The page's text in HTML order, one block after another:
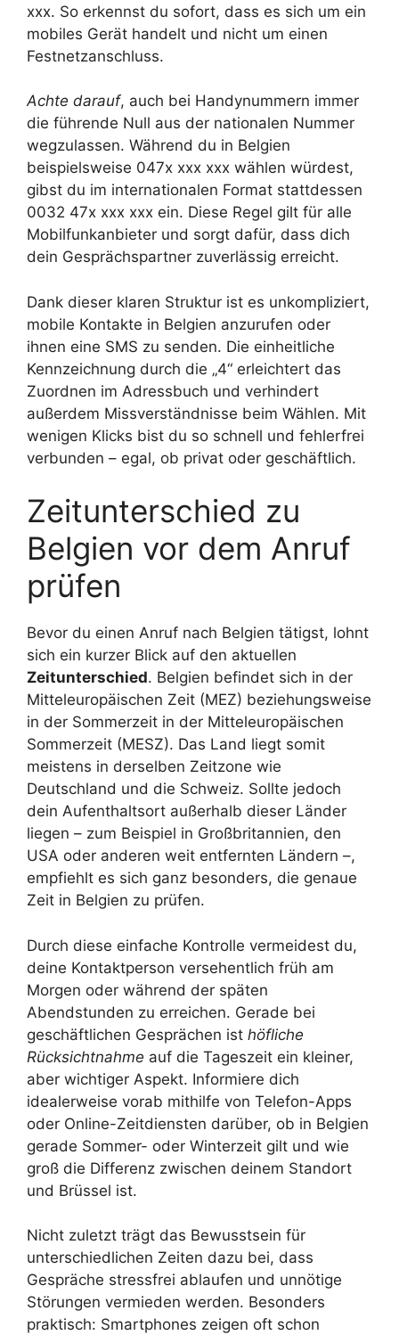
xxx. So erkennst du sofort, dass es sich um ein
mobiles Gerät handelt und nicht um einen
Festnetzanschluss.
Achte darauf, auch bei Handynummern immer
die führende Null aus der nationalen Nummer
wegzulassen. Während du in Belgien
beispielsweise 047x xxx xxx wählen würdest,
gibst du im internationalen Format stattdessen
0032 47x xxx xxx ein. Diese Regel gilt für alle
Mobilfunkanbieter und sorgt dafür, dass dich
dein Gesprächspartner zuverlässig erreicht.
Dank dieser klaren Struktur ist es unkompliziert,
mobile Kontakte in Belgien anzurufen oder
ihnen eine SMS zu senden. Die einheitliche
Kennzeichnung durch die „4“ erleichtert das
Zuordnen im Adressbuch und verhindert
außerdem Missverständnisse beim Wählen. Mit
wenigen Klicks bist du so schnell und fehlerfrei
verbunden – egal, ob privat oder geschäftlich.
Zeitunterschied zu
Belgien vor dem Anruf
prüfen
Bevor du einen Anruf nach Belgien tätigst, lohnt
sich ein kurzer Blick auf den aktuellen
Zeitunterschied. Belgien befindet sich in der
Mitteleuropäischen Zeit (MEZ) beziehungsweise
in der Sommerzeit in der Mitteleuropäischen
Sommerzeit (MESZ). Das Land liegt somit
meistens in derselben Zeitzone wie
Deutschland und die Schweiz. Sollte jedoch
dein Aufenthaltsort außerhalb dieser Länder
liegen – zum Beispiel in Großbritannien, den
USA oder anderen weit entfernten Ländern –,
empfiehlt es sich ganz besonders, die genaue
Zeit in Belgien zu prüfen.
Durch diese einfache Kontrolle vermeidest du,
deine Kontaktperson versehentlich früh am
Morgen oder während der späten
Abendstunden zu erreichen. Gerade bei
geschäftlichen Gesprächen ist höfliche
Rücksichtnahme auf die Tageszeit ein kleiner,
aber wichtiger Aspekt. Informiere dich
idealerweise vorab mithilfe von Telefon-Apps
oder Online-Zeitdiensten darüber, ob in Belgien
gerade Sommer- oder Winterzeit gilt und wie
groß die Differenz zwischen deinem Standort
und Brüssel ist.
Nicht zuletzt trägt das Bewusstsein für
unterschiedlichen Zeiten dazu bei, dass
Gespräche stressfrei ablaufen und unnötige
Störungen vermieden werden. Besonders
praktisch: Smartphones zeigen oft schon